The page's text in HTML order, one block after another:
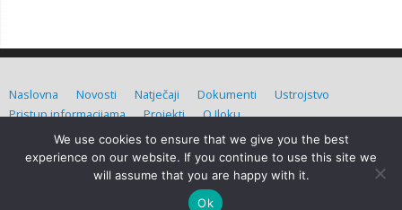
Naslovna Novosti Natječaji Dokumenti
Ustrojstvo
Pristup informacijama
Projekti O Iloku
Grad Ilok (C) Sva prava pridržana. Izradio: Admin d.o.o.
Grad Ilok| Powered by Mantra&WordPress.
We use cookies to ensure that we give you the best
experience on our website. If you continue to use this site we
will assume that you are happy with it.
Ok